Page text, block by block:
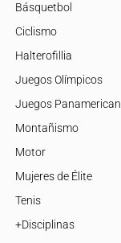
Básquetbol
Ciclismo
Halterofillia
Juegos Olímpicos
Juegos
Montañismo
Motor
Mujeres de Élite
Tenis
+Disciplinas